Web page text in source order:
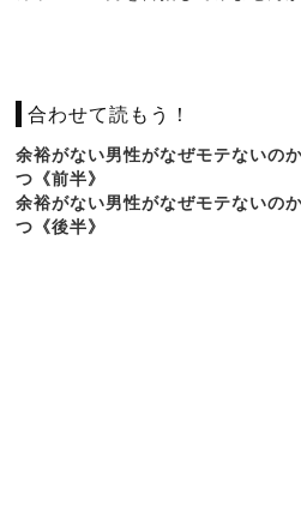
合わせて読もう！
余裕がない男性がなぜモテないの
つ《前半》
余裕がない男性がなぜモテないの
つ《後半》